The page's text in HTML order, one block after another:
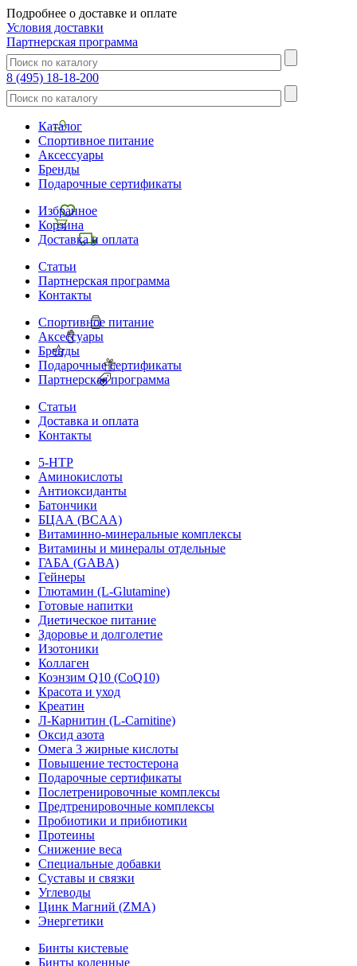
Подробнее о доставке и оплате
Условия доставки
Партнерская программа
8 (495) 18-18-200
Каталог
Спортивное питание
Аксессуары
Бренды
Подарочные сертификаты
Избранное
Корзина
Доставка и оплата
Статьи
Партнерская программа
Контакты
Спортивное питание
Аксессуары
Бренды
Подарочные сертификаты
Партнерская программа
Статьи
Доставка и оплата
Контакты
5-HTP
Аминокислоты
Антиоксиданты
Батончики
БЦАА (BCAA)
Витаминно-минеральные комплексы
Витамины и минералы отдельные
ГАБА (GABA)
Гейнеры
Глютамин (L-Glutamine)
Готовые напитки
Диетическое питание
Здоровье и долголетие
Изотоники
Коллаген
Коэнзим Q10 (CoQ10)
Красота и уход
Креатин
Л-Карнитин (L-Сarnitine)
Оксид азота
Омега 3 жирные кислоты
Повышение тестостерона
Подарочные сертификаты
Послетренировочные комплексы
Предтренировочные комплексы
Пробиотики и прибиотики
Протеины
Снижение веса
Специальные добавки
Суставы и связки
Углеводы
Цинк Магний (ZMA)
Энергетики
Бинты кистевые
Бинты коленные